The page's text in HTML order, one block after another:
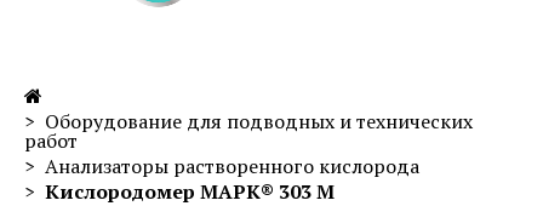
Оборудование для подводных и технических
работ
Анализаторы растворенного кислорода
Кислородомер МАРК® 303 М